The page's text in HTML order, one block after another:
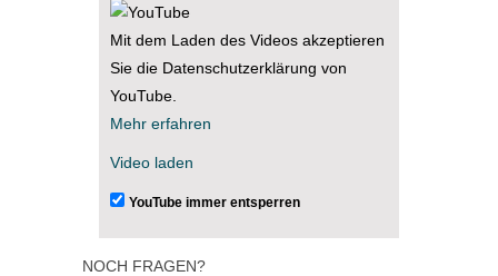
Mit dem Laden des Videos akzeptieren
Sie die Datenschutzerklärung von
YouTube.
Mehr erfahren
Video laden
YouTube immer entsperren
NOCH FRAGEN?